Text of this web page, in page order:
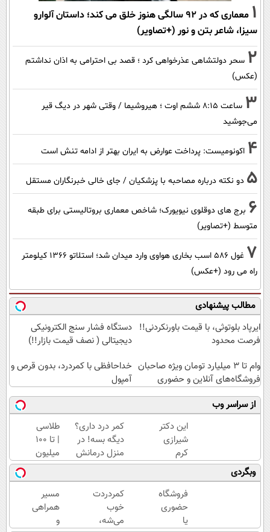
1
معماری که در 92 سالگی هنوز خلق می کند؛ داستان آلوارو
سیزا، شاعر بتن و نور (+تصاویر)
2 سحر دولتشاهی عذرخواهی کرد ؛ قصد بی احترامی به اذان نداشتم
(عکس)
3
ساعت ۸:۱۵ ششم اوت ؛ هیروشیما / وقتی شهر در دیگ قیر
می‌جوشید
4 اکونومیست: پرداخت عوارض به ایران بهتر از ادامه تنش است
5 دو نکته درباره مصاحبه با پزشکیان / جای خالی خبرنگاران مستقل
6 برج های دوقلوی نیویورک؛ شاخص معماری بروتالیستی برای طبقه
متوسط (+تصاویر)
7
غول 586 اسب بخاری هواوی وارد میدان شد؛ استلاتو 1366 کیلومتر
راه می رود (+عکس)
مطالب پیشنهادی
ایرپاد بلوتوثی، با قیمت باورنکردنی!!
فرصت محدود
دستگاه فشار سنج الکترونیکی
دیجیتالی ( نصف قیمت بازار!!)
وام تا ۳ میلیارد تومان ویژه صاحبان
فروشگاه‌های آنلاین و حضوری
خداحافظی با کمردرد، بدون قرص و
آمپول
از سراسر وب
این دکتر
شیرازی
کرم
ترمیم
زخم
ایرانی را
ساخت!!!
کمر درد داری؟
دیگه بسه! در
منزل درمانش
کن
(◀پرسش‌نامه)
طلاسی
| تا 100
میلیون
وام
آنی
خرید
طلا💰
ثبت
وبگردی
فروشگاه
حضوری
یا
کمردردت
خوب
می‌شه،
مسیر
همراهی
و